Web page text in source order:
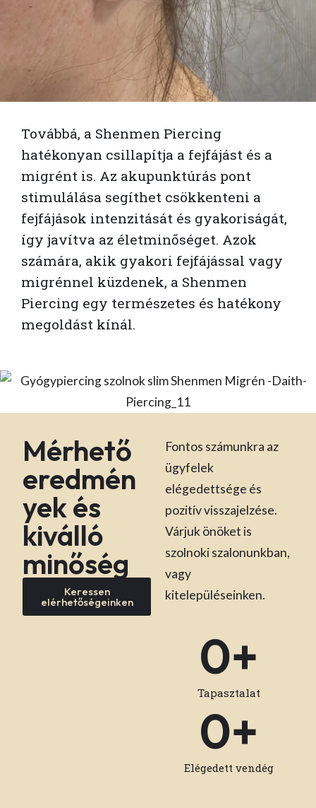
Továbbá, a Shenmen Piercing
hatékonyan csillapítja a fejfájást és a
migrént is. Az akupunktúrás pont
stimulálása segíthet csökkenteni a
fejfájások intenzitását és gyakoriságát,
így javítva az életminőséget. Azok
számára, akik gyakori fejfájással vagy
migrénnel küzdenek, a Shenmen
Piercing egy természetes és hatékony
megoldást kínál.
Mérhető
eredmén
yek és
kiválló
minőség
Keressen
elérhetőségeinken
Fontos számunkra az
ügyfelek
elégedettsége és
pozitív visszajelzése.
Várjuk önöket is
szolnoki szalonunkban,
vagy
kitelepüléseinken.
Tapasztalat
0+
Elégedett vendég
0+